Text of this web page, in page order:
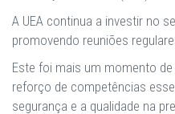
A UEA continua a investir no
promovendo reuniões
Este foi mais um momento
reforço de competências
segurança e a qualidade na